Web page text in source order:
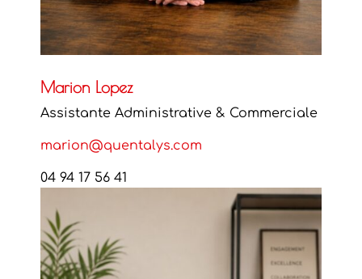
Marion Lopez
Assistante Administrative & Commerciale
marion@quentalys.com
04 94 17 56 41